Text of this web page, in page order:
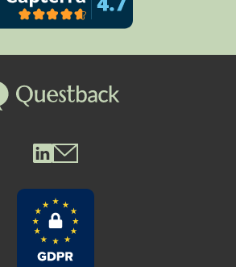
Questback LinkedIn
Questback Mail